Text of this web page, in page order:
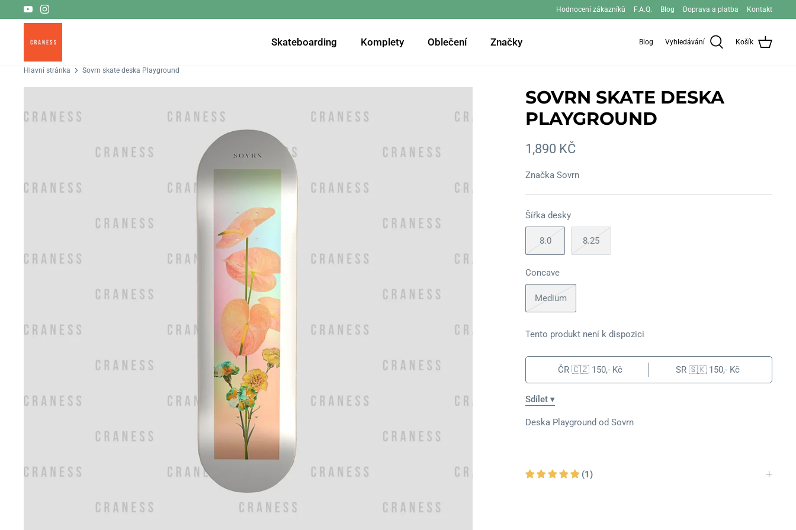
Přeskočit
na
Hodnocení zákazníků F.A.Q. Blog Doprava a platba Kontakt
Skateboarding Komplety Oblečení Značky Blog Vyhledávání Košík
Hlavní stránka Sovrn skate deska Playground
SOVRN SKATE DESKA
PLAYGROUND
1,890 KČ
Značka Sovrn
Šířka desky
8.0 8.25
Concave
Medium
Tento produkt není k dispozici
ČR 🇨🇿 150,- Kč SR 🇸🇰 150,- Kč
Sdílet ▾
Deska Playground od Sovrn
(1)